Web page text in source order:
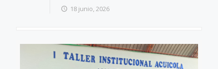
18 junio, 2026